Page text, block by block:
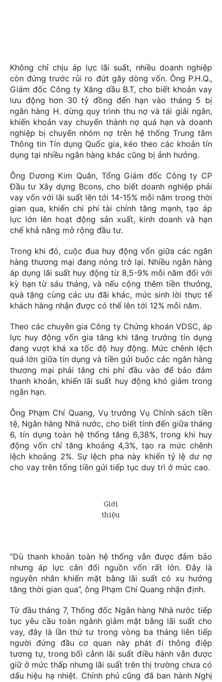
Không chỉ chịu áp lực lãi suất, nhiều doanh nghiệp
còn đứng trước rủi ro đứt gãy dòng vốn. Ông P.H.Q.,
Giám đốc Công ty Xăng dầu B.T, cho biết khoản vay
lưu động hơn 30 tỷ đồng đến hạn vào tháng 5 bị
ngân hàng H. dừng quy trình thu nợ và tái giải ngân,
khiến khoản vay chuyển thành nợ quá hạn và doanh
nghiệp bị chuyển nhóm nợ trên hệ thống Trung tâm
Thông tin Tín dụng Quốc gia, kéo theo các khoản tín
dụng tại nhiều ngân hàng khác cũng bị ảnh hưởng.
Ông Dương Kim Quân, Tổng Giám đốc Công ty CP
Đầu tư Xây dựng Bcons, cho biết doanh nghiệp phải
vay vốn với lãi suất lên tới 14-15% mỗi năm trong thời
gian qua, khiến chi phí tài chính tăng mạnh, tạo áp
lực lớn lên hoạt động sản xuất, kinh doanh và hạn
chế khả năng mở rộng đầu tư.
Trong khi đó, cuộc đua huy động vốn giữa các ngân
hàng thương mại đang nóng trở lại. Nhiều ngân hàng
áp dụng lãi suất huy động từ 8,5-9% mỗi năm đối với
kỳ hạn từ sáu tháng, và nếu cộng thêm tiền thưởng,
quà tặng cùng các ưu đãi khác, mức sinh lời thực tế
khách hàng nhận được có thể lên tới 12% mỗi năm.
Theo các chuyên gia Công ty Chứng khoán VDSC, áp
lực huy động vốn gia tăng khi tăng trưởng tín dụng
đang vượt khá xa tốc độ huy động. Mức chênh lệch
quá lớn giữa tín dụng và tiền gửi buộc các ngân hàng
thương mại phải tăng chi phí đầu vào để bảo đảm
thanh khoản, khiến lãi suất huy động khó giảm trong
ngắn hạn.
Ông Phạm Chí Quang, Vụ trưởng Vụ Chính sách tiền
tệ, Ngân hàng Nhà nước, cho biết tính đến giữa tháng
6, tín dụng toàn hệ thống tăng 6,38%, trong khi huy
động vốn chỉ tăng khoảng 4,3%, tạo ra mức chênh
lệch khoảng 2%. Sự lệch pha này khiến tỷ lệ dư nợ
cho vay trên tổng tiền gửi tiếp tục duy trì ở mức cao.
“Dù thanh khoản toàn hệ thống vẫn được đảm bảo
nhưng áp lực cân đối nguồn vốn rất lớn. Đây là
nguyên nhân khiến mặt bằng lãi suất có xu hướng
tăng thời gian qua”, ông Phạm Chí Quang nhận định.
Từ đầu tháng 7, Thống đốc Ngân hàng Nhà nước tiếp
tục yêu cầu toàn ngành giảm mặt bằng lãi suất cho
vay, đây là lần thứ tư trong vòng ba tháng liên tiếp
người đứng đầu cơ quan này phát đi thông điệp
tương tự, trong bối cảnh lãi suất điều hành vẫn được
giữ ở mức thấp nhưng lãi suất trên thị trường chưa có
dấu hiệu hạ nhiệt. Chính phủ cũng đã ban hành Nghị